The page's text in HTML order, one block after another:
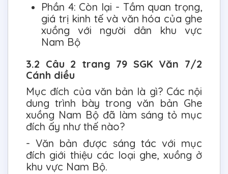
Phần 4: Còn lại - Tầm quan trọng,
giá trị kinh tế và văn hóa của ghe
xuồng với người dân khu vực
Nam Bộ
3.2 Câu 2 trang 79 SGK Văn 7/2
Cánh diều
Mục đích của văn bản là gì? Các nội
dung trình bày trong văn bản Ghe
xuồng Nam Bộ đã làm sáng tỏ mục
đích ấy như thế nào?
- Văn bản được sáng tác với mục
đích giới thiệu các loại ghe, xuồng ở
khu vực Nam Bộ.